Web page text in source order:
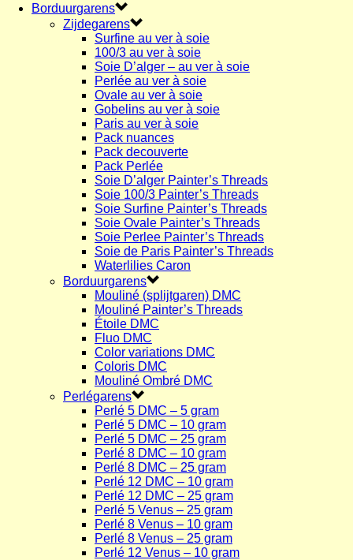
Borduurgarens
Zijdegarens
Surfine au ver à soie
100/3 au ver à soie
Soie D’alger – au ver à soie
Perlée au ver à soie
Ovale au ver à soie
Gobelins au ver à soie
Paris au ver à soie
Pack nuances
Pack decouverte
Pack Perlée
Soie D’alger Painter’s Threads
Soie 100/3 Painter’s Threads
Soie Surfine Painter’s Threads
Soie Ovale Painter’s Threads
Soie Perlee Painter’s Threads
Soie de Paris Painter’s Threads
Waterlilies Caron
Borduurgarens
Mouliné (splijtgaren) DMC
Mouliné Painter’s Threads
Étoile DMC
Fluo DMC
Color variations DMC
Coloris DMC
Mouliné Ombré DMC
Perlégarens
Perlé 5 DMC – 5 gram
Perlé 5 DMC – 10 gram
Perlé 5 DMC – 25 gram
Perlé 8 DMC – 10 gram
Perlé 8 DMC – 25 gram
Perlé 12 DMC – 10 gram
Perlé 12 DMC – 25 gram
Perlé 5 Venus – 25 gram
Perlé 8 Venus – 10 gram
Perlé 8 Venus – 25 gram
Perlé 12 Venus – 10 gram